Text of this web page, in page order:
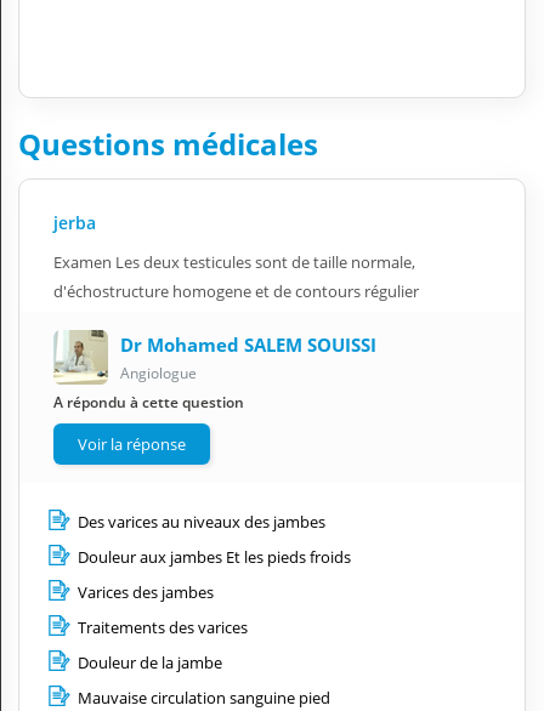
Questions médicales
jerba
Examen Les deux testicules sont de taille normale,
d'échostructure homogene et de contours régulier
Dr Mohamed SALEM SOUISSI
Angiologue
A répondu à cette question
Voir la réponse
Des varices au niveaux des jambes
Douleur aux jambes Et les pieds froids
Varices des jambes
Traitements des varices
Douleur de la jambe
Mauvaise circulation sanguine pied